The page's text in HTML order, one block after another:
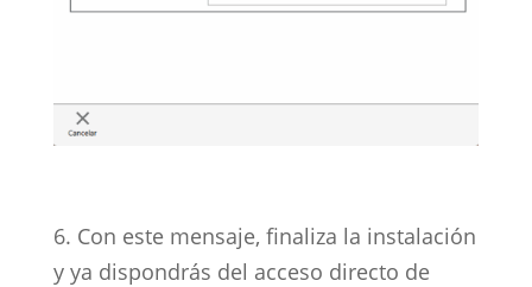
6. Con este mensaje, finaliza la instalación
y ya dispondrás del acceso directo de